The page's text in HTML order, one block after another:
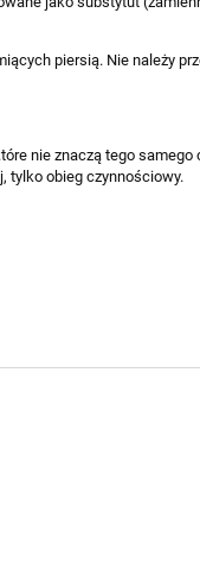
piersią. Nie należy
nie znaczą tego
tylko obieg czynnościowy.